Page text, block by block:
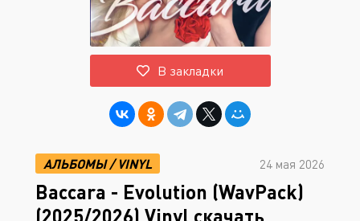
Запомнить
ВОЙТИ НА САЙТ
Восстановить пароль
Или войти через
В закладки
АЛЬБОМЫ/VINYL 24 мая 2026
Baccara - Evolution (WavPack)
(2025/2026) Vinyl скачать